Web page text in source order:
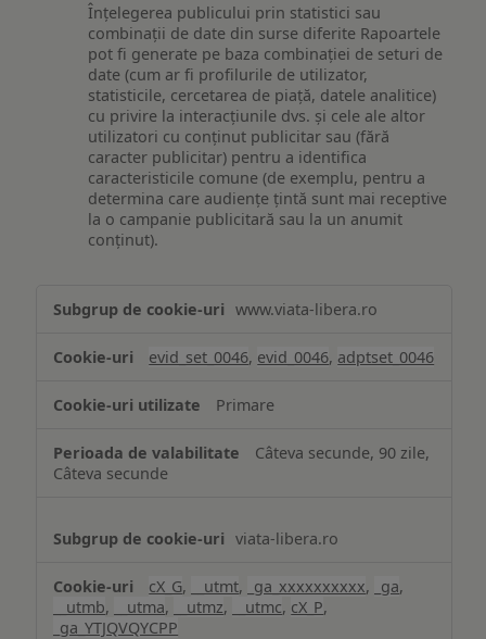
Înțelegerea publicului prin statistici sau
combinații de date din surse diferite Rapoartele
pot fi generate pe baza combinației de seturi de
date (cum ar fi profilurile de utilizator,
statisticile, cercetarea de piață, datele analitice)
cu privire la interacțiunile dvs. și cele ale altor
utilizatori cu conținut publicitar sau (fără
caracter publicitar) pentru a identifica
caracteristicile comune (de exemplu, pentru a
determina care audiențe țintă sunt mai receptive
la o campanie publicitară sau la un anumit
conținut).
www.viata-libera.ro
evid_set_0046, evid_0046, adptset_0046
Primare
Câteva secunde, 90 zile,
Câteva secunde
viata-libera.ro
cX_G, __utmt, _ga_xxxxxxxxxx, _ga,
__utmb, __utma, __utmz, __utmc, cX_P,
_ga_YTJQVQYCPP